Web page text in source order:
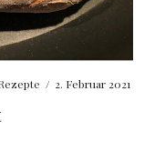
/ 2. Februar 2021